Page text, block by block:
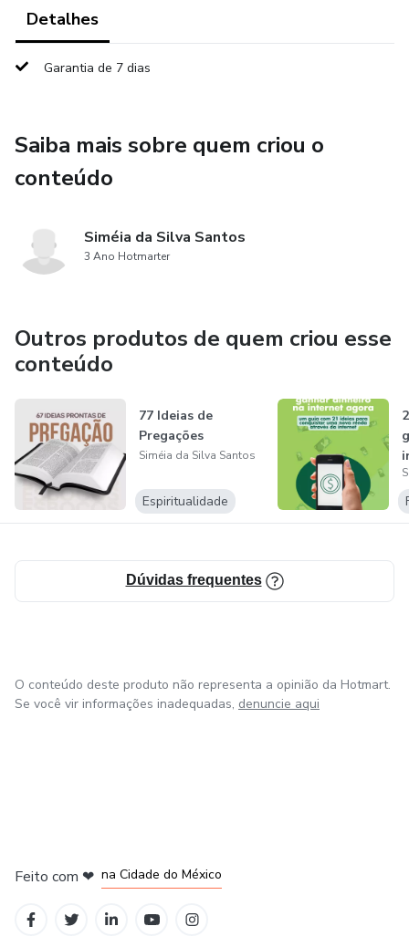
Capítulo 6 - Parceria com Pais e Responsáveis
Capítulo 7 - Liderança e Gestão de Equipe
Capítulo 9 - Crescimento Pessoal e Espiritual do Líder
Horticultura Orgânica
Detalhes
Garantia de 7 dias
Saiba mais sobre quem criou o
conteúdo
Siméia da Silva Santos
3 Ano Hotmarter
Outros produtos de quem criou esse
conteúdo
77 Ideias de
Pregações
Siméia da Silva Santos
Espiritualidade
Dúvidas frequentes
O conteúdo deste produto não representa a opinião da Hotmart.
Se você vir informações inadequadas, denuncie aqui
Feito com ❤ na Cidade do México